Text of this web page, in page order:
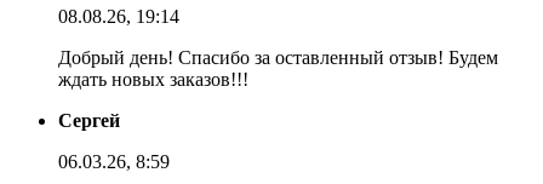
08.08.26, 19:14
Добрый день! Спасибо за оставленный отзыв! Будем
ждать новых заказов!!!
Сергей
06.03.26, 8:59